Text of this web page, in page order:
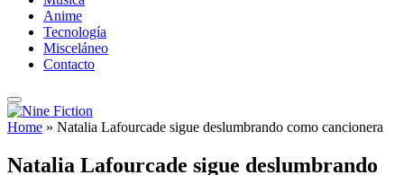
Anime
Tecnología
Misceláneo
Contacto
Home » Natalia Lafourcade sigue deslumbrando como cancionera
Natalia Lafourcade sigue deslumbrando